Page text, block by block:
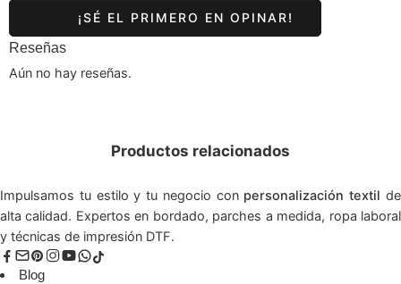
Reseñas
Aún no hay reseñas.
Productos relacionados
Impulsamos tu estilo y tu negocio con personalización textil de
alta calidad. Expertos en bordado, parches a medida, ropa laboral
y técnicas de impresión DTF.
Blog